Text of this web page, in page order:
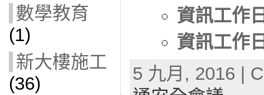
數學教育
(1)
新大樓施工
(36)
資訊工作
資訊工作
5 九月, 2016 |